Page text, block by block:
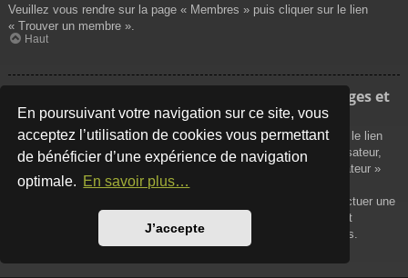
En poursuivant votre navigation sur ce site, vous
acceptez l’utilisation de cookies vous permettant
de bénéficier d’une expérience de navigation
optimale. En savoir plus…
J’accepte
Veuillez vous rendre sur la page « Membres » puis cliquer sur le lien
« Trouver un membre ».
Haut
Comment puis-je retrouver mes propres messages et
sujets ?
Vos propres messages peuvent être affichés soit en cliquant sur le lien
« Afficher vos messages » dans le panneau de contrôle de l’utilisateur,
soit en cliquant sur le lien « Rechercher les messages de l’utilisateur »
sur la page de votre propre profil ou soit en cliquant sur le menu
« Raccourcis » situé sur la partie supérieure du forum. Pour effectuer une
recherche de vos propres sujets, utilisez la recherche avancée et
remplissez convenablement les options qui vous sont disponibles.